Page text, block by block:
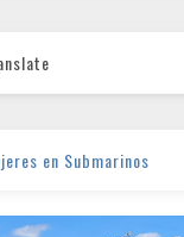
en Submarinos